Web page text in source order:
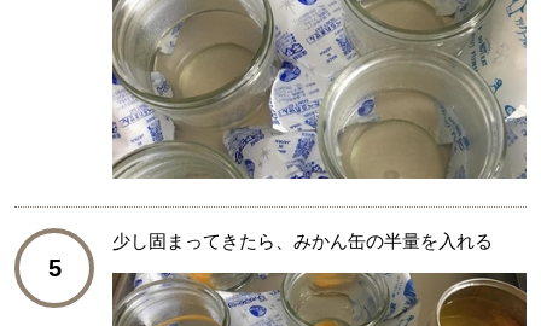
5
少し固まってきたら、みかん缶の半量を入れる